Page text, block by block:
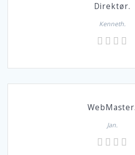
Direktør.
Kenneth.
WebMaster.
Jan.